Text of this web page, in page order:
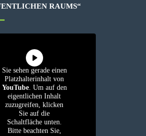
RAUMS“
Sie sehen gerade einen
Platzhalterinhalt von
YouTube. Um auf den
eigentlichen Inhalt
zuzugreifen, klicken
Sie auf die
Schaltfläche unten.
Bitte beachten Sie,